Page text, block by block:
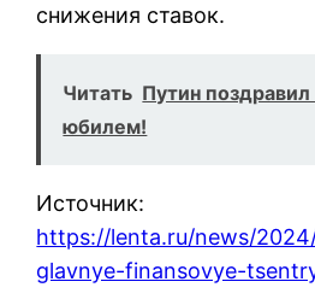
снижения ставок.
Читать Путин
юбилем!
Источник:
https://lenta.ru/news/
glavnye-finansovye-